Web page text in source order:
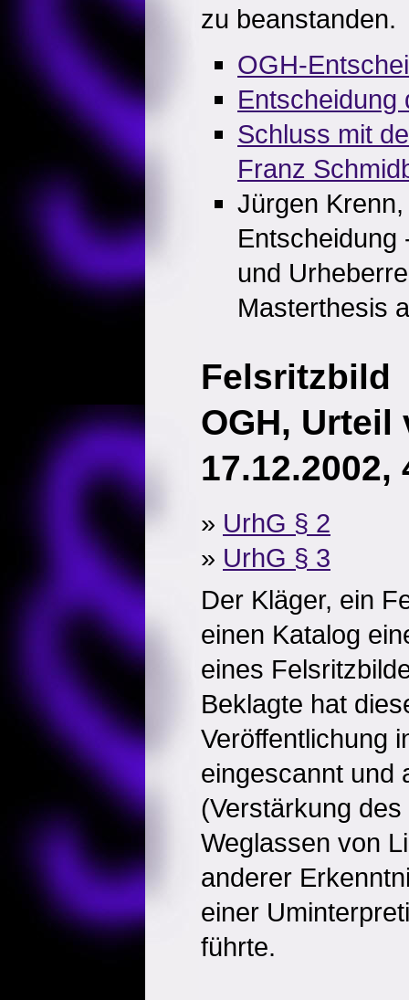
zu beanstanden.
OGH-
Entscheidung
Schluss mit
Franz
Jürgen
Entscheidung
und
Masterthesis
Felsritzbild
OGH, Urteil
17.12.2002,
» UrhG § 2
» UrhG § 3
Der Kläger, ein
einen Katalog
eines
Beklagte hat
Veröffentlichung
eingescannt und
(Verstärkung
Weglassen von
anderer
einer
führte.